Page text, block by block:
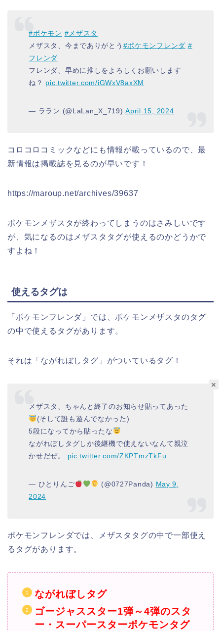
#ポケモン #メザスタ
メザスタ、今までありがとう #ポケモンフレンダ #
フレンダ
フレンダ、早めに推しをよろしくお願いします
ね？ pic.twitter.com/iGWxV8axXM
— ララン (@LaLan_X_719)April 15, 2024
コロコロコミックなどにも情報が載っているので、最
新情報は掲載誌を見るのが早いです！
https://maroup.net/archives/39637
ポケモンメザスタが終わってしまうのはさみしいです
が、気になるのはメザスタタグが使えるのかどうかで
すよね！
使えるタグは
「ポケモンフレンダ」では、ポケモンメザスタのタグ
の中で使えるタグがあります。
それは「ながれぼしタグ」がついているタグ！
メザスタ、ちゃんと終了のお知らせ貼ってあった
(そして誰も遊んでなかった)
5段になってから貼ったな
ながれぼしタグしか後継機で使えないなんて親泣
かせだぜ。 pic.twitter.com/ZKPTmzTkFu
— ひとりんご (@0727Panda) May 9,
2024
ポケモンフレンダでは、メザスタタグの中で一部使え
るタグがあります。
ながれぼしタグ
ゴージャススター1弾～4弾のスタ
ー・スーパースターポケモンタグ
×